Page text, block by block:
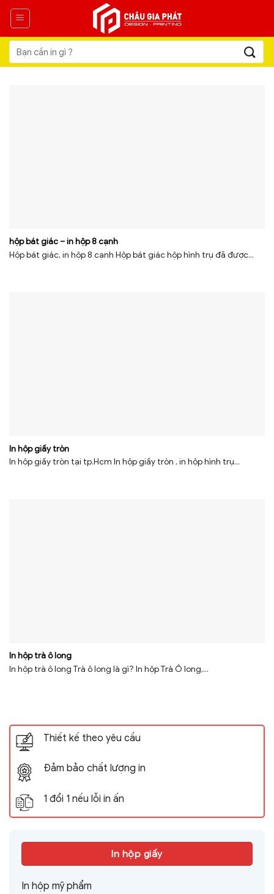
Skip
content
Tìm
kiếm:
hộp bát giác – in hộp 8 cạnh
Hộp bát giác, in hộp 8 cạnh Hộp bát giác hộp hình trụ đã được...
In hộp giấy tròn
In hộp giấy tròn tại tp.Hcm In hộp giấy tròn , in hộp hình trụ...
In hộp trà ô long
In hộp trà ô long Trà ô long là gì? In hộp Trà Ô long,...
Thiết kế theo yêu cầu
Đảm bảo chất lượng in
1 đổi 1 nếu lỗi in ấn
In hộp giấy
In hộp mỹ phẩm